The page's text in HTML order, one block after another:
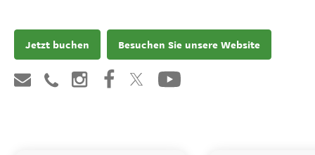
Jetzt buchen Besuchen Sie unsere Website